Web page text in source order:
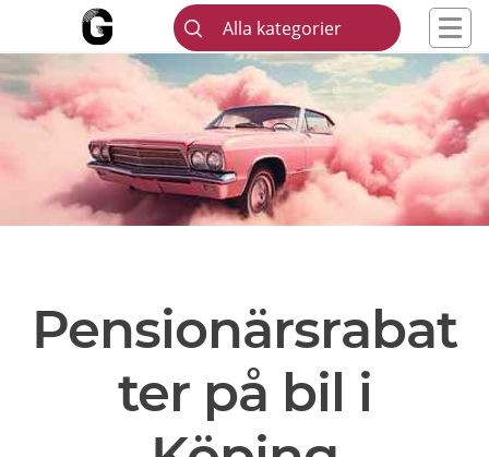
Alla kategorier
Pensionärsrabat
ter på bil i